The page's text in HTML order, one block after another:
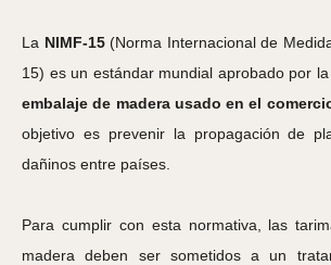
La NIMF-15 (Norma Internacional de
15) es un estándar mundial aprobado por
embalaje de madera usado en el
objetivo es prevenir la propagación de
dañinos entre países.
Para cumplir con esta normativa, las
madera deben ser sometidos a un